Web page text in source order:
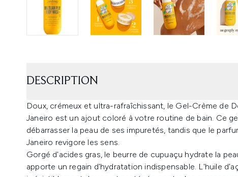
DESCRIPTION
Doux, crémeux et ultra-rafraîchissant, le Gel-Crème de
Janeiro est un ajout coloré à votre routine de bain. Ce
débarrasser la peau de ses impuretés, tandis que le
Janeiro revigore les sens.
Gorgé d'acides gras, le beurre de cupuaçu hydrate la
apporte un regain d'hydratation indispensable. L'huile